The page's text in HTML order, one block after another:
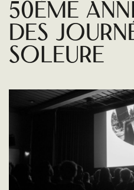
50ème
Des
Soleure